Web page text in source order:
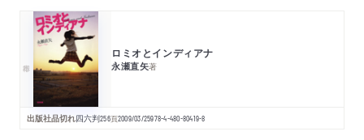
ロミオとインディアナ
永瀬直矢著
出版社品切れ四六判256頁2009/03/25978-4-480-80419-8